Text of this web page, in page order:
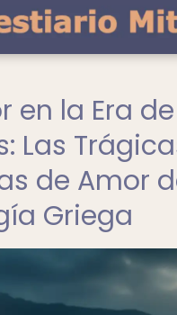
en la Era
Las
de Amor
Griega